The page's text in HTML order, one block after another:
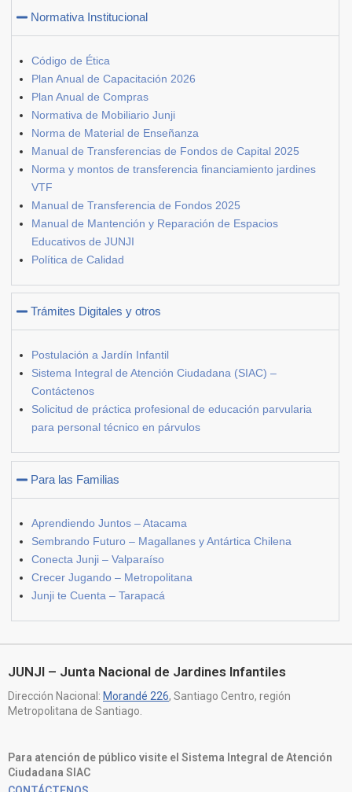
Normativa Institucional
Código de Ética
Plan Anual de Capacitación 2026
Plan Anual de Compras
Normativa de Mobiliario Junji
Norma de Material de Enseñanza
Manual de Transferencias de Fondos de Capital 2025
Norma y montos de transferencia financiamiento jardines
VTF
Manual de Transferencia de Fondos 2025
Manual de Mantención y Reparación de Espacios
Educativos de JUNJI
Política de Calidad
Trámites Digitales y otros
Postulación a Jardín Infantil
Sistema Integral de Atención Ciudadana (SIAC) –
Contáctenos
Solicitud de práctica profesional de educación parvularia
para personal técnico en párvulos
Para las Familias
Aprendiendo Juntos – Atacama
Sembrando Futuro – Magallanes y Antártica Chilena
Conecta Junji – Valparaíso
Crecer Jugando – Metropolitana
Junji te Cuenta – Tarapacá
JUNJI – Junta Nacional de Jardines Infantiles
Dirección Nacional: Morandé 226, Santiago Centro, región
Metropolitana de Santiago.
Para atención de público visite el Sistema Integral de Atención
Ciudadana SIAC